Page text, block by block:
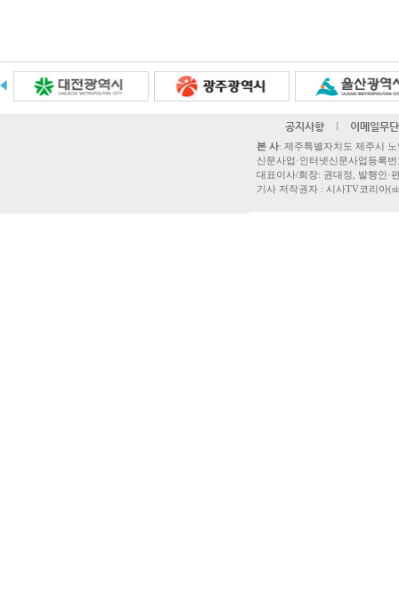
공지사항 l 이메일무
본 사: 제주특별자치도 제주시
신문사업·인터넷신문사업등록
대표이사/회장: 권대정, 발행인·
기사 저작권자 : 시사TV코리아